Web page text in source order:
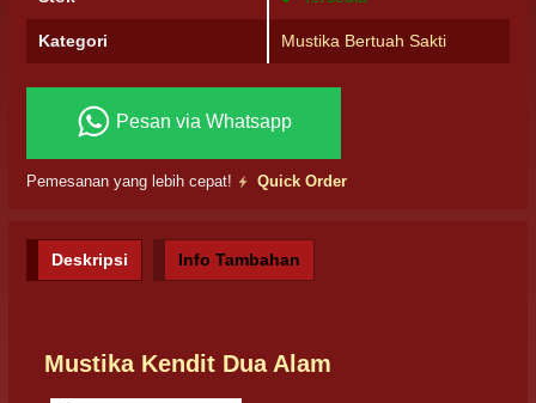
Kategori Mustika Bertuah Sakti
Pesan via Whatsapp
Pemesanan yang lebih cepat! Quick Order
Deskripsi Info Tambahan
Mustika Kendit Dua Alam